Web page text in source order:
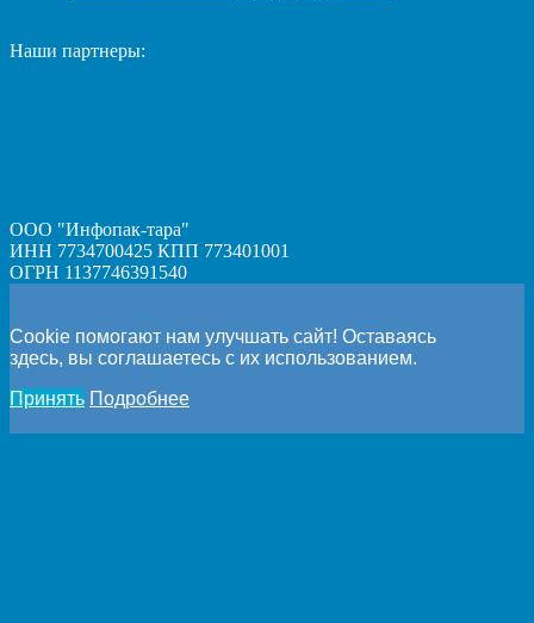
Наши партнеры:
ООО "Инфопак-тара"
ИНН 7734700425 КПП 773401001
ОГРН 1137746391540
Cookie помогают нам улучшать сайт! Оставаясь
здесь, вы соглашаетесь с их использованием.
Принять Подробнее